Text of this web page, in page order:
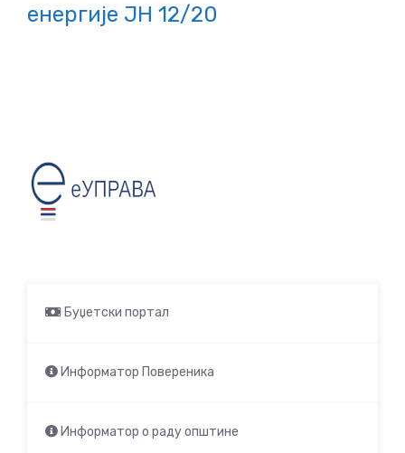
енергије ЈН 12/20
Буџетски портал
Информатор Повереника
Информатор о раду општине